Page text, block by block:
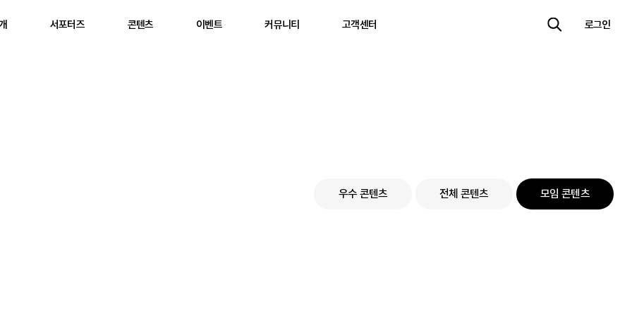
서포터즈 콘텐츠 이벤트 커뮤니티 고객센터 로그인
우수 콘텐츠 전체 콘텐츠 모임 콘텐츠